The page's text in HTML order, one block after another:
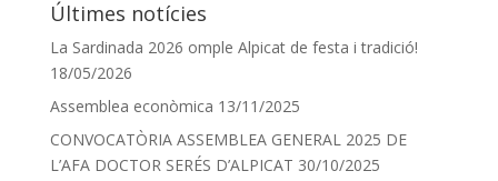
Últimes notícies
La Sardinada 2026 omple Alpicat de festa i tradició!
18/05/2026
Assemblea econòmica 13/11/2025
CONVOCATÒRIA ASSEMBLEA GENERAL 2025 DE
L’AFA DOCTOR SERÉS D’ALPICAT 30/10/2025